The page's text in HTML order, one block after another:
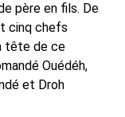
père en fils. De
cinq chefs
tête de ce
Ouédéh,
et Droh